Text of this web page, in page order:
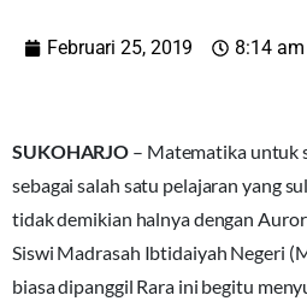
Februari 25, 2019 8:14 am
SUKOHARJO – Matematika untuk
sebagai salah satu pelajaran yang
tidak demikian halnya dengan
Siswi Madrasah Ibtidaiyah Negeri
biasa dipanggil Rara ini begitu